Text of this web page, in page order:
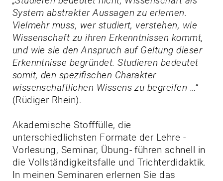
System abstrakter Aussagen zu erlernen.
Vielmehr muss, wer studiert, verstehen, wie
Wissenschaft zu ihren Erkenntnissen kommt,
und wie sie den Anspruch auf Geltung dieser
Erkenntnisse begründet. Studieren bedeutet
somit, den spezifischen Charakter
wissenschaftlichen Wissens zu begreifen …“
(Rüdiger Rhein).
Akademische Stofffülle, die
unterschiedlichsten Formate der Lehre -
Vorlesung, Seminar, Übung- führen schnell in
die Vollständigkeitsfalle und Trichterdidaktik.
In meinen Seminaren erlernen Sie das